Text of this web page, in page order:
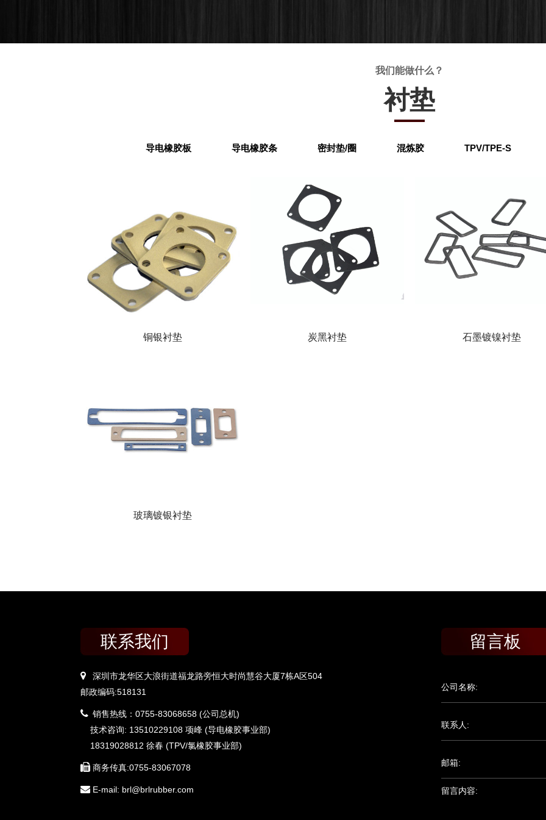
我们能做什么？
衬垫
导电橡胶板 导电橡胶条 密封垫/圈 混炼胶 TPV/TPE-S
铜银衬垫 炭黑衬垫 石墨镀镍衬垫
玻璃镀银衬垫
联系我们
深圳市龙华区大浪街道福龙路旁恒大时尚慧谷大厦7栋A区504
邮政编码:518131
销售热线：0755-83068658 (公司总机)
技术咨询: 13510229108 项峰 (导电橡胶事业部)
18319028812 徐春 (TPV/氯橡胶事业部)
商务传真:0755-83067078
E-mail: brl@brlrubber.com
留言板
公司名称:
联系人:
邮箱:
留言内容: